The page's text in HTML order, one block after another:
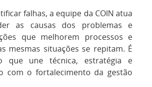
falhas, a equipe da COIN atua
as causas dos problemas e
que melhorem processos e
mesmas situações se repitam. É
que une técnica, estratégia e
com o fortalecimento da gestão